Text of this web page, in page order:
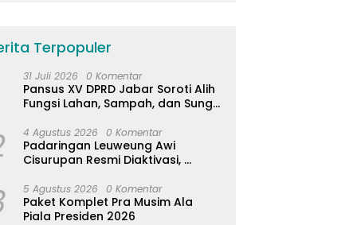
Terpopuler
31 Juli 2026 0 Komentar
Pansus XV DPRD Jabar Soroti Alih
Fungsi Lahan, Sampah, dan Sungai
4 Agustus 2026 0 Komentar
Padaringan Leuweung Awi
Cisurupan Resmi Diaktivasi,
Pemberdayaan Warga
5 Agustus 2026 0 Komentar
Paket Komplet Pra Musim Ala
Piala Presiden 2026